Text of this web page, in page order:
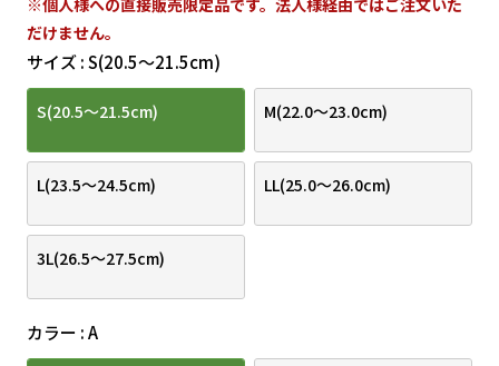
)
※個人様への直接販売限定品です。法人様経由ではご注文いた
だけません。
サイズ S(20.5～21.5cm)
S(20.5～21.5cm) M(22.0～23.0cm)
L(23.5～24.5cm) LL(25.0～26.0cm)
3L(26.5～27.5cm)
カラー A